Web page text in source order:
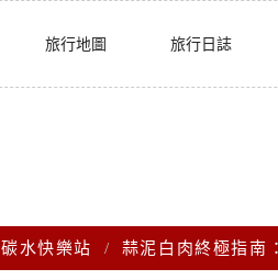
旅行地圖 旅行日誌
碳水快樂站 蒜泥白肉終極指南